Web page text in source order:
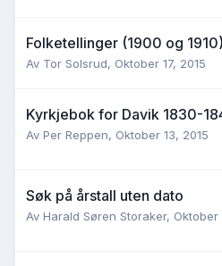
Folketellinger (1900 og 1910)
Av Tor Solsrud, Oktober 17, 2015
Kyrkjebok for Davik 1830-
Av Per Reppen, Oktober 13, 2015
Søk på årstall uten dato
Av Harald Søren Storaker, Oktober